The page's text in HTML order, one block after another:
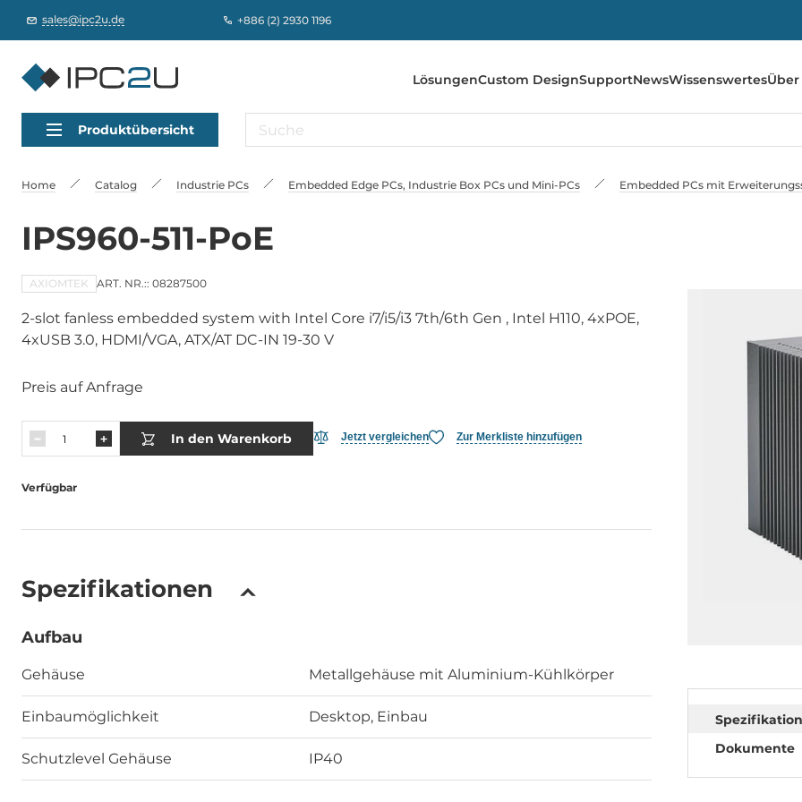
sales@ipc2u.de +886 (2) 2930 1196
LösungenCustom DesignSupportNewsWissenswertes
Produktübersicht
Home Catalog Industrie PCs Embedded Edge PCs, Industrie Box PCs und Mini-PCs Embedded PCs mit
IPS960-511-PoE
AXIOMTEK ART. NR.:: 08287500
2-slot fanless embedded system with Intel Core i7/i5/i3 7th/6th Gen , Intel H110, 4xPOE,
4xUSB 3.0, HDMI/VGA, ATX/AT DC-IN 19-30 V
Preis auf Anfrage
In den Warenkorb Jetzt vergleichen Zur Merkliste hinzufügen
Verfügbar
Spezifikationen
Aufbau
Gehäuse Metallgehäuse mit Aluminium-Kühlkörper
Einbaumöglichkeit Desktop, Einbau
Schutzlevel Gehäuse IP40
Dokumente